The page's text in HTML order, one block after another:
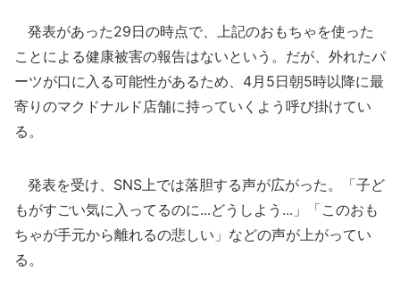
発表があった29日の時点で、上記のおもちゃを使った
ことによる健康被害の報告はないという。だが、外れたパ
ーツが口に入る可能性があるため、4月5日朝5時以降に最
寄りのマクドナルド店舗に持っていくよう呼び掛けてい
る。
発表を受け、SNS上では落胆する声が広がった。「子ど
もがすごい気に入ってるのに...どうしよう...」「このおも
ちゃが手元から離れるの悲しい」などの声が上がってい
る。